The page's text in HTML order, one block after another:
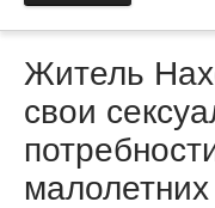
Житель
свои
малолетних